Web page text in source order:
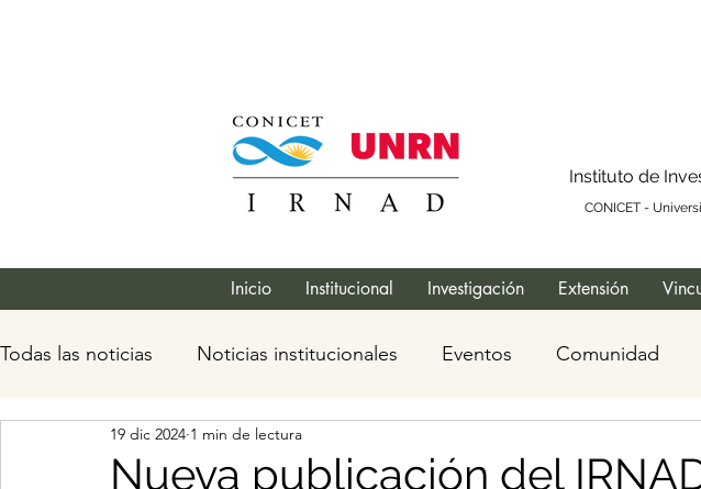
Instituto de
CONICET -
Inicio Institucional Investigación Extensión
Todas las noticias Noticias institucionales Eventos Comunidad
Nueva publicación del
19 dic 2024 1 min de lectura